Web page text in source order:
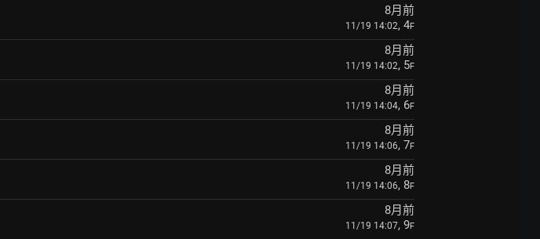
8月前
11/19 14:02, 4F
8月前
11/19 14:02, 5F
8月前
11/19 14:04, 6F
8月前
11/19 14:06, 7F
8月前
11/19 14:06, 8F
8月前
11/19 14:07, 9F